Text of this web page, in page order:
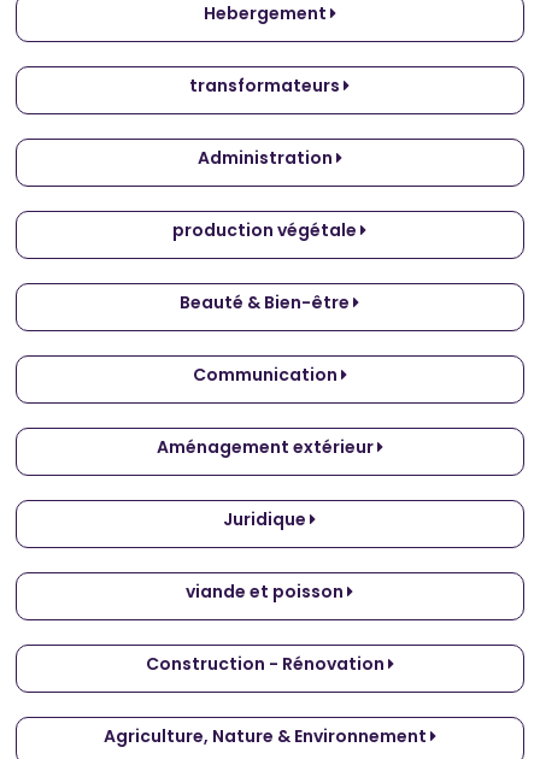
Hebergement
transformateurs
Administration
production végétale
Beauté & Bien-être
Communication
Aménagement extérieur
Juridique
viande et poisson
Construction - Rénovation
Agriculture, Nature & Environnement